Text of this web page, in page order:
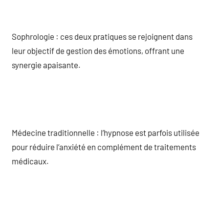
Sophrologie : ces deux pratiques se rejoignent dans
leur objectif de gestion des émotions, offrant une
synergie apaisante.
Médecine traditionnelle : l’hypnose est parfois utilisée
pour réduire l’anxiété en complément de traitements
médicaux.